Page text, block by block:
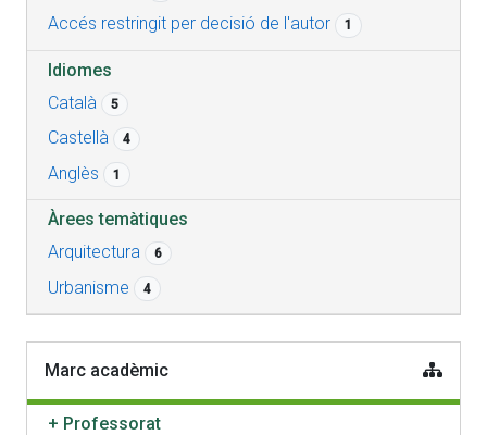
Accés restringit per decisió de l'autor 1
Idiomes
Català
5
Castellà 4
Anglès 1
Àrees temàtiques
Arquitectura
6
Urbanisme 4
Marc acadèmic
+ Professorat